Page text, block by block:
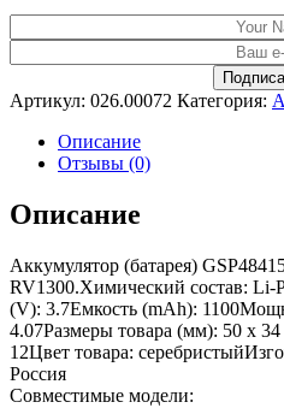
Артикул: 026.00072 Категория:
Описание
Отзывы (0)
Описание
Аккумулятор (батарея)
RV1300.Химический состав:
(V): 3.7Емкость (mAh):
4.07Размеры товара (мм): 50 x
12Цвет товара:
Россия
Совместимые модели: